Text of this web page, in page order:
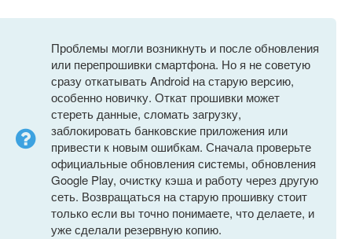
Проблемы могли возникнуть и после обновления
или перепрошивки смартфона. Но я не советую
сразу откатывать Android на старую версию,
особенно новичку. Откат прошивки может
стереть данные, сломать загрузку,
заблокировать банковские приложения или
привести к новым ошибкам. Сначала проверьте
официальные обновления системы, обновления
Google Play, очистку кэша и работу через другую
сеть. Возвращаться на старую прошивку стоит
только если вы точно понимаете, что делаете, и
уже сделали резервную копию.